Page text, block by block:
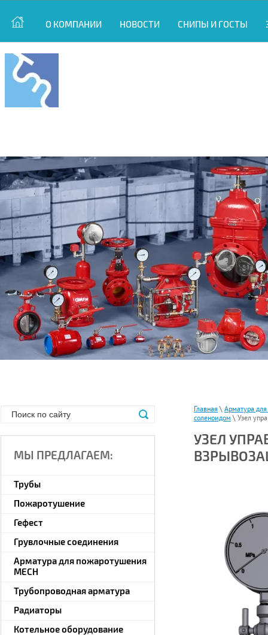
О КОМПАНИИ НОВОСТИ СНИПЫ И ГОСТЫ
Главная \ Арматура
соленоидом \ Узел
УЗЕЛ
МЫ ПРЕДЛАГАЕМ:
Трубы
Пожаротушение
Гефест
Грувлочные соединения
Арматура для пожаротушения
MECH
Трубопроводная арматура
Радиаторы
Котельное оборудование